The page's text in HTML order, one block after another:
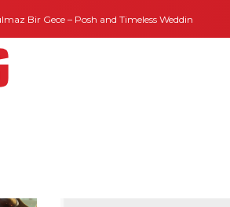
Bir Gece – Posh and Timeless Weddings